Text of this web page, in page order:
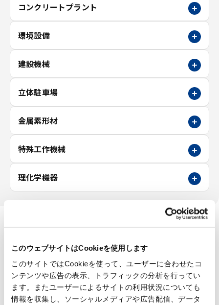
このウェブサイトはCookieを使用します
このサイトではCookieを使って、ユーザーに合わせたコ
ンテンツや広告の表示、トラフィックの分析を行ってい
ます。またユーザーによるサイトの利用状況についても
情報を収集し、ソーシャルメディアや広告配信、データ
コンクリートプラント
環境設備
建設機械
立体駐車場
金属素形材
特殊工作機械
理化学機器